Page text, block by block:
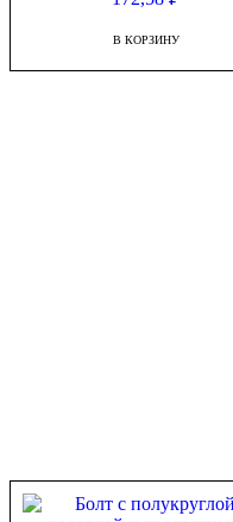
В КОРЗИНУ